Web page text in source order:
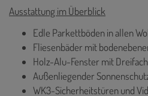
Ausstattung im Überblick
Edle Parkettböden in allen
Fliesenbäder mit
Holz-Alu-Fenster mit
Außenliegender
WK3-Sicherheitstüren und